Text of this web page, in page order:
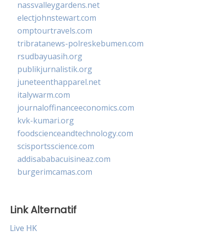
nassvalleygardens.net
electjohnstewart.com
omptourtravels.com
tribratanews-polreskebumen.com
rsudbayuasih.org
publikjurnalistik.org
juneteenthapparel.net
italywarm.com
journaloffinanceeconomics.com
kvk-kumari.org
foodscienceandtechnology.com
scisportsscience.com
addisababacuisineaz.com
burgerimcamas.com
Link Alternatif
Live HK